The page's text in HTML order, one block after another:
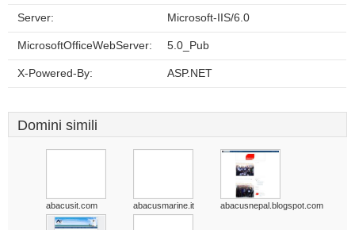
Server: Microsoft-IIS/6.0
MicrosoftOfficeWebServer: 5.0_Pub
X-Powered-By: ASP.NET
Domini simili
abacusit.com abacusmarine.it abacusnepal.blogspot.com